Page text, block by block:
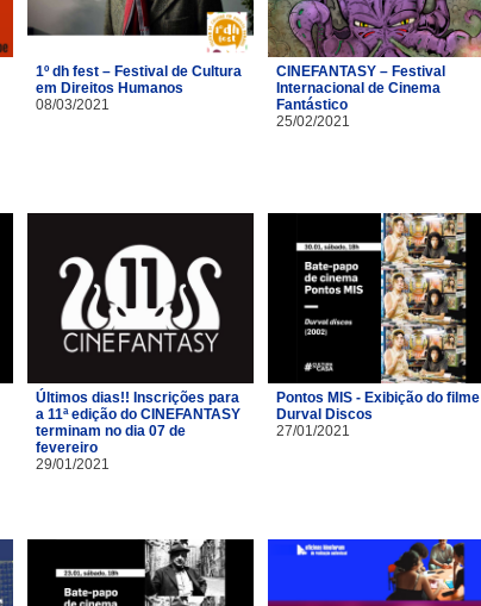
1º dh fest – Festival de Cultura
em Direitos Humanos
08/03/2021
CINEFANTASY – Festival
Internacional de Cinema
Fantástico
25/02/2021
Últimos dias!! Inscrições para
a 11ª edição do CINEFANTASY
terminam no dia 07 de
fevereiro
29/01/2021
Pontos MIS - Exibição do filme
Durval Discos
27/01/2021